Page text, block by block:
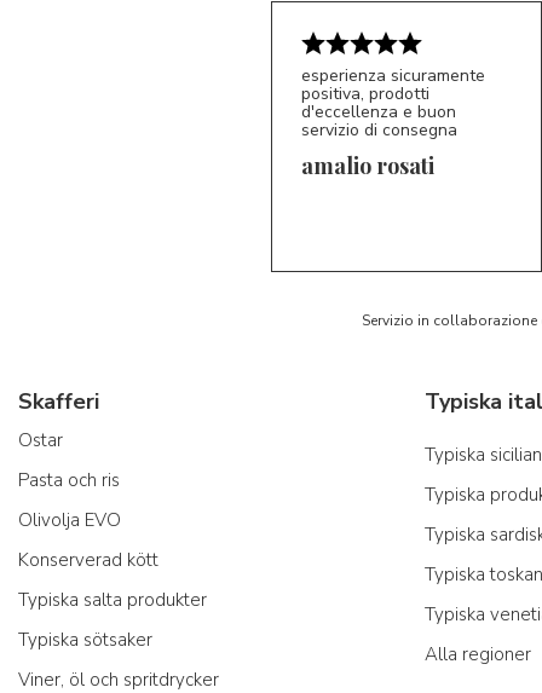
esperienza sicuramente
positiva, prodotti
d'eccellenza e buon
servizio di consegna
amalio rosati
Servizio in
Skafferi
Ostar
Pasta och ris
Olivolja EVO
Konserverad kött
Typiska salta produkter
Typiska sötsaker
Viner, öl och spritdrycker
Typiska
Typiska
Typiska
Typiska
Typiska
Alla regioner